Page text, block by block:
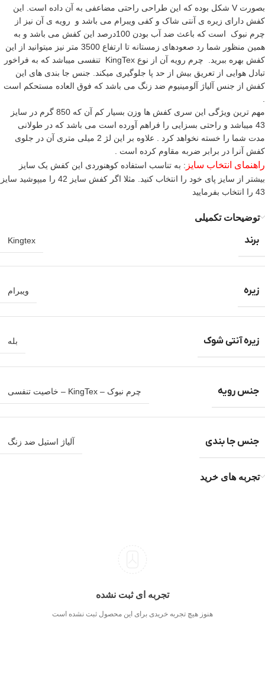
بصورت V شکل بوده که این طراحی راحتی مضاعفی به آن داده است. این
کفش دارای زیره ی آنتی شاک و کفی ویبرام می باشد و رویه ی آن نیز از
چرم نبوک است که باعث ضد آب بودن 100درصد این کفش می باشد و به
همین منظور شما رد صعودهای زمستانه تا ارتفاع 3500 متر نیز میتوانید از این
کفش بهره ببرید. چرم رویه آن از نوع KingTex تنفسی میباشد که به فراخور
تبادل هوایی از تعریق بیش از حد پا جلوگیری میکند. جنس جا بندی های این
کفش از جنس آلیاژ آلومینیوم ضد زنگ می باشد که فوق العاده مستحکم است
مهم ترین ویژگی این سری کفش ها وزن بسیار کم آن که 850 گرم در سایز
43 میباشد و راحتی بسزایی را فراهم آورده است می باشد که در طولانی
مدت شما را خسته نخواهد کرد . علاوه بر این لژ 2 میلی متری آن در جلوی
کفش آنرا در برابر ضربه مقاوم کرده است .
راهنمای انتخاب سایز : به تناسب استفاده کوهنوردی این کفش یک سایز
بیشتر از سایز پای خود را انتخاب کنید. مثلا اگر کفش سایز 42 را میپوشید سایز
43 را انتخاب بفرمایید
توضیحات تکمیلی
برند Kingtex
زیره ویبرام
زیره آنتی شوک بله
جنس رویه چرم نبوک – KingTex – خاصیت تنفسی
جنس جا بندی آلیاژ استیل ضد زنگ
تجربه های خرید
تجربه ای ثبت نشده
هنوز هیچ تجربه خریدی برای این محصول ثبت نشده است